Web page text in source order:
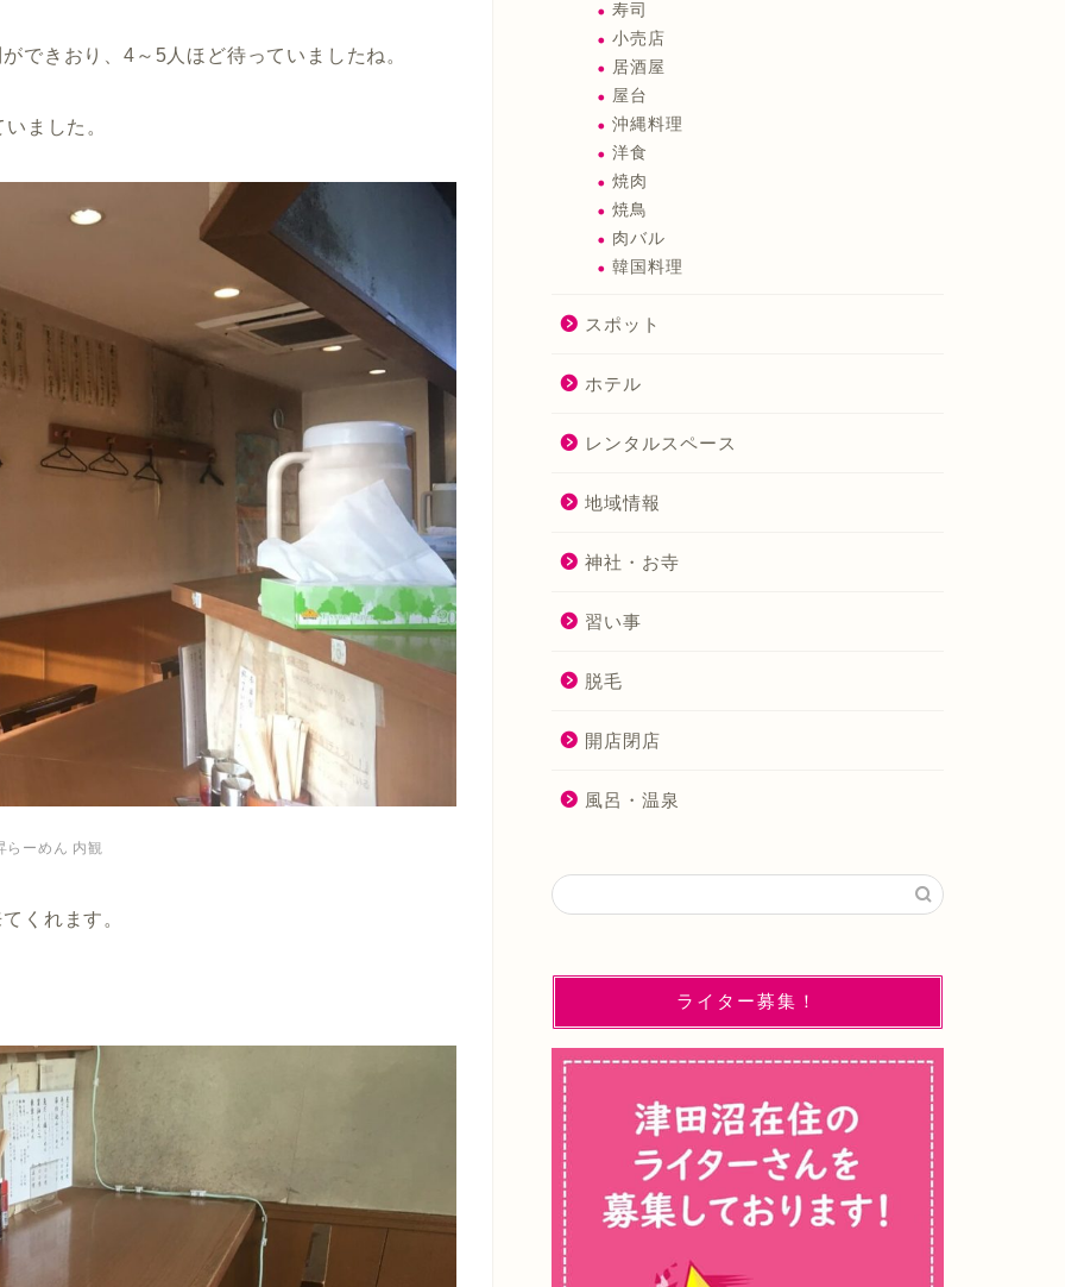
できおり、4～5人ほど待っていましたね。
ました。
らーめん 内観
くれます。
寿司
小売店
居酒屋
屋台
沖縄料理
洋食
焼肉
焼鳥
肉バル
韓国料理
スポット
ホテル
レンタルスペース
地域情報
神社・お寺
習い事
脱毛
開店閉店
風呂・温泉
ライター募集！